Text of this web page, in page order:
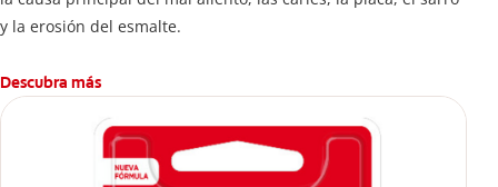
y la erosión del esmalte.
Descubra más